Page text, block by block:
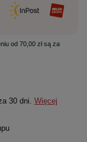
od 70,00 zł są za
30 dni. Więcej